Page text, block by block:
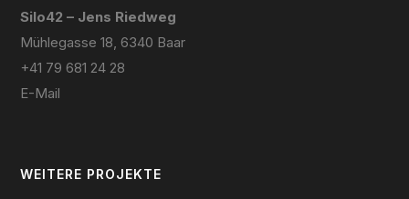
Silo42 – Jens Riedweg
Mühlegasse 18, 6340 Baar
+41 79 681 24 28
E-Mail
WEITERE PROJEKTE